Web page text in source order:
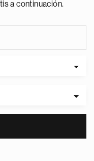
a continuación.